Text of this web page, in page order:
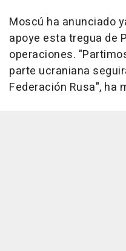
Moscú ha anunciado
apoye esta tregua de
operaciones.
parte ucraniana
Federación Rusa", ha